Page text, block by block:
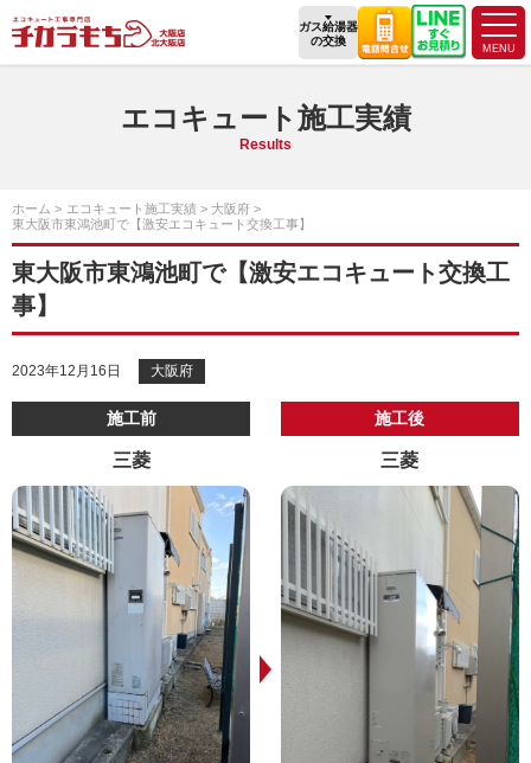
ガス給湯器
の交換
エコキュート施工実績
Results
ホーム エコキュート施工実績
大阪府
東大阪市東鴻池町で【激安エコキュート交換工事】
東大阪市東鴻池町で【激安エコキュート交換工
事】
2023年12月16日 大阪府
施工前
三菱
施工後
三菱